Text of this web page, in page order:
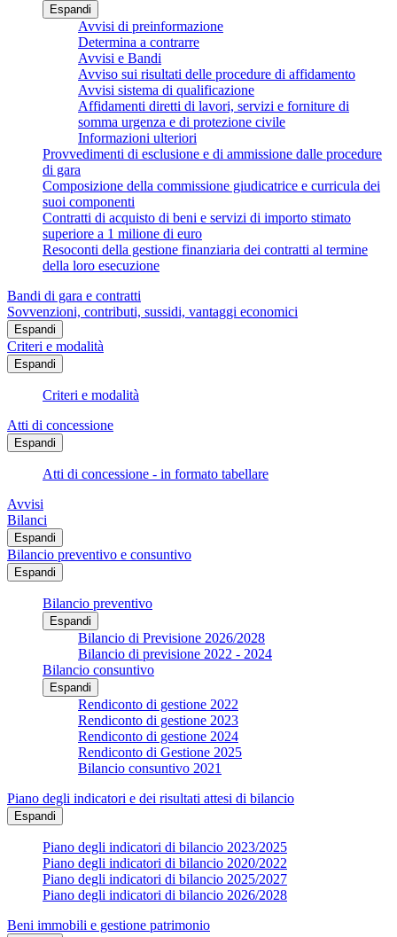
Espandi
Avvisi di preinformazione
Determina a contrarre
Avvisi e Bandi
Avviso sui risultati delle procedure di affidamento
Avvisi sistema di qualificazione
Affidamenti diretti di lavori, servizi e forniture di
somma urgenza e di protezione civile
Informazioni ulteriori
Provvedimenti di esclusione e di ammissione dalle procedure
di gara
Composizione della commissione giudicatrice e curricula dei
suoi componenti
Contratti di acquisto di beni e servizi di importo stimato
superiore a 1 milione di euro
Resoconti della gestione finanziaria dei contratti al termine
della loro esecuzione
Bandi di gara e contratti
Sovvenzioni, contributi, sussidi, vantaggi economici
Espandi
Criteri e modalità
Espandi
Criteri e modalità
Atti di concessione
Espandi
Atti di concessione - in formato tabellare
Avvisi
Bilanci
Espandi
Bilancio preventivo e consuntivo
Espandi
Bilancio preventivo
Espandi
Bilancio di Previsione 2026/2028
Bilancio di previsione 2022 - 2024
Bilancio consuntivo
Espandi
Rendiconto di gestione 2022
Rendiconto di gestione 2023
Rendiconto di gestione 2024
Rendiconto di Gestione 2025
Bilancio consuntivo 2021
Piano degli indicatori e dei risultati attesi di bilancio
Espandi
Piano degli indicatori di bilancio 2023/2025
Piano degli indicatori di bilancio 2020/2022
Piano degli indicatori di bilancio 2025/2027
Piano degli indicatori di bilancio 2026/2028
Beni immobili e gestione patrimonio